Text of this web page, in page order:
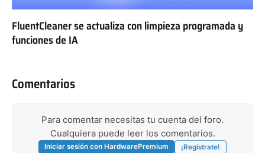
FluentCleaner se actualiza con limpieza programada y
funciones de IA
Comentarios
Para comentar necesitas tu cuenta del foro.
Cualquiera puede leer los comentarios.
Iniciar sesión con HardwarePremium ¡Regístrate!